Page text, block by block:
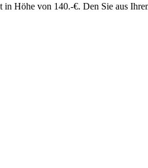
Höhe von 140.-€. Den Sie aus